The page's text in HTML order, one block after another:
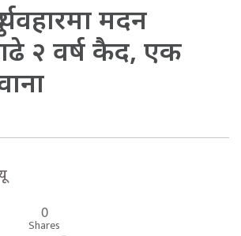
मदन
२ वर्ष कैद, एक
0
Shares